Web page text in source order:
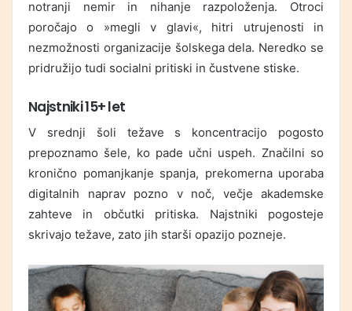
notranji nemir in nihanje razpoloženja. Otroci
poročajo o »megli v glavi«, hitri utrujenosti in
nezmožnosti organizacije šolskega dela. Neredko se
pridružijo tudi socialni pritiski in čustvene stiske.
Najstniki 15+ let
V srednji šoli težave s koncentracijo pogosto
prepoznamo šele, ko pade učni uspeh. Značilni so
kronično pomanjkanje spanja, prekomerna uporaba
digitalnih naprav pozno v noč, večje akademske
zahteve in občutki pritiska. Najstniki pogosteje
skrivajo težave, zato jih starši opazijo pozneje.